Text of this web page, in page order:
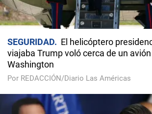
SEGURIDAD
El helicóptero
viajaba Trump voló cerca de un
Washington
Por REDACCIÓN/Diario Las Américas